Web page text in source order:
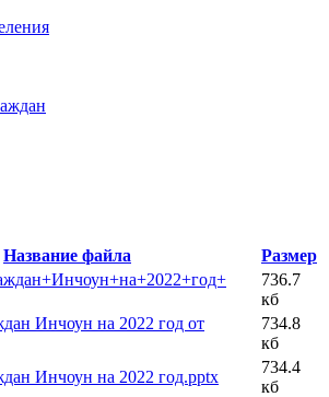
Название файла
Размер
736.7
кб
Инчоун на 2022 год от
734.8
кб
Инчоун на 2022 год.pptx
734.4
кб